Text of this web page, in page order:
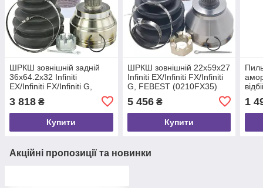
ШРКШ зовнішній задній
36x64.2x32 Infiniti
EX/Infiniti FX/Infiniti G,
3 818 ₴
Купити
ШРКШ зовнішній 22x59x27
Infiniti EX/Infiniti FX/Infiniti
G, FEBEST (0210FX35)
5 456₴
Купити
1
Акційні пропозиції та новинки